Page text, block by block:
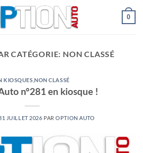
0
CATÉGORIE: NON CLASSÉ
KIOSQUES ,NON CLASSÉ
n°281 en kiosque !
JUILLET 2026 PAROPTION AUTO